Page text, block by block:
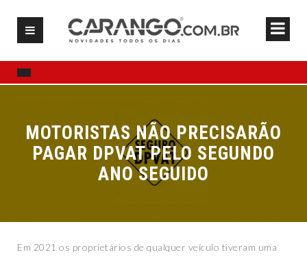
MOTORISTAS NÃO PRECISARÃO
PAGAR DPVAT PELO SEGUNDO
ANO SEGUIDO
Em 2021 os proprietários de qualquer veículo tiveram uma